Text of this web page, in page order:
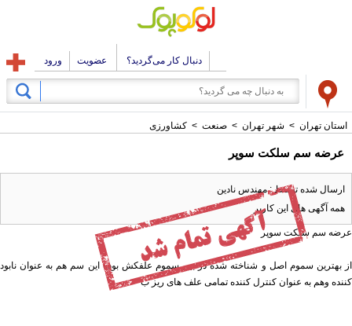
دنبال کار می‌گردید؟ عضویت ورود
استان تهران > شهر تهران > صنعت > کشاورزی
عرضه سم سلکت سوپر
ارسال شده توسط : مهندس نادین
همه آگهی های این کاربر
عرضه سم سلکت سوپر
از بهترین سموم اصل و شناخته شده در بین سموم علفکش بوده این سم هم به عنوان نابود
کننده وهم به عنوان کنترل کننده تمامی علف های ریز ب